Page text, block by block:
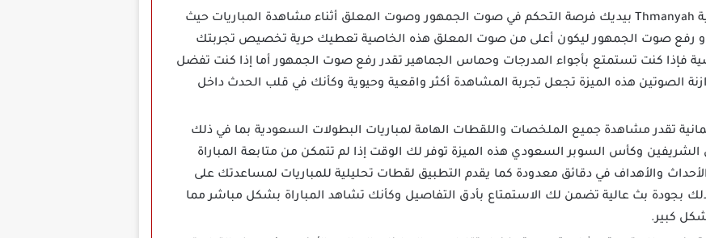
تحميل تطبيق ثمانية Thmanyah بيديك فرصة التحكم في صوت الجمهور وصوت المعلق أثناء مشاهدة المباريات حيث
أو رفع صوت الجمهور ليكون أعلى من صوت المعلق هذه الخاصية تعطيك حرية تخصيص تجربتك
فإذا كنت تستمتع بأجواء المدرجات وحماس الجماهير تقدر رفع صوت الجمهور أما إذا كنت تفضل
الصوتين هذه الميزة تجعل تجربة المشاهدة أكثر واقعية وحيوية وكأنك في قلب الحدث داخل
تقدر مشاهدة جميع الملخصات واللقطات الهامة لمباريات البطولات السعودية بما في ذلك
وكأس السوبر السعودي هذه الميزة توفر لك الوقت إذا لم تتمكن من متابعة المباراة
والأهداف في دقائق معدودة كما يقدم التطبيق لقطات تحليلية للمباريات لمساعدتك على
بجودة بث عالية تضمن لك الاستمتاع بأدق التفاصيل وكأنك تشاهد المباراة بشكل مباشر مما
كبير.